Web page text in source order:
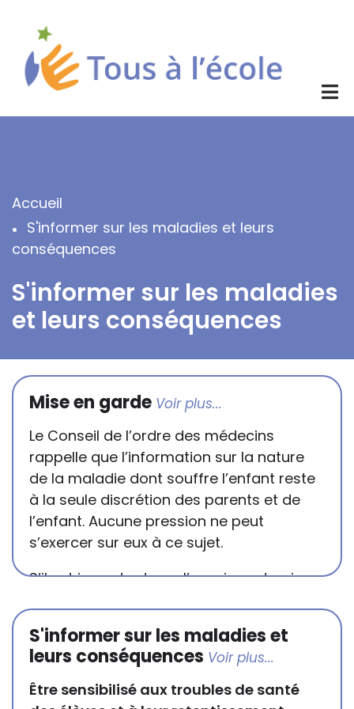
contenu
principal
Fil
d'Ariane
Accueil
S'informer sur les maladies et leurs
conséquences
S'informer sur les maladies
et leurs conséquences
Mise en garde
Le Conseil de l’ordre des médecins
rappelle que l’information sur la nature
de la maladie dont souffre l’enfant reste
à la seule discrétion des parents et de
l’enfant. Aucune pression ne peut
s’exercer sur eux à ce sujet.
S’il est important que l’enseignant puisse
handicap sur les apprentissages, cela ne
passe pas forcément pas l’exposé du
diagnostic en tant que tel.
S'informer sur les maladies et
leurs conséquences
Être sensibilisé aux troubles de santé